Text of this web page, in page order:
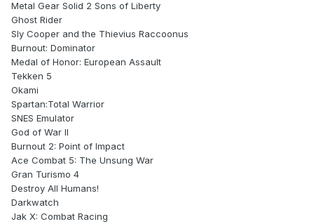
Metal Gear Solid 2 Sons of Liberty
Ghost Rider
Sly Cooper and the Thievius Raccoonus
Burnout: Dominator
Medal of Honor: European Assault
Tekken 5
Okami
Spartan:Total Warrior
SNES Emulator
God of War II
Burnout 2: Point of Impact
Ace Combat 5: The Unsung War
Gran Turismo 4
Destroy All Humans!
Darkwatch
Jak X: Combat Racing